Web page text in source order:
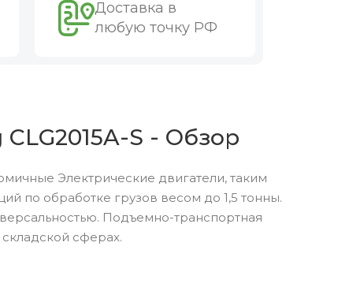
Доставка в
любую точку РФ
S - Обзор
Электрические двигатели, таким
по обработке грузов весом до 1,5 тонны.
Подъемно-транспортная
сферах.